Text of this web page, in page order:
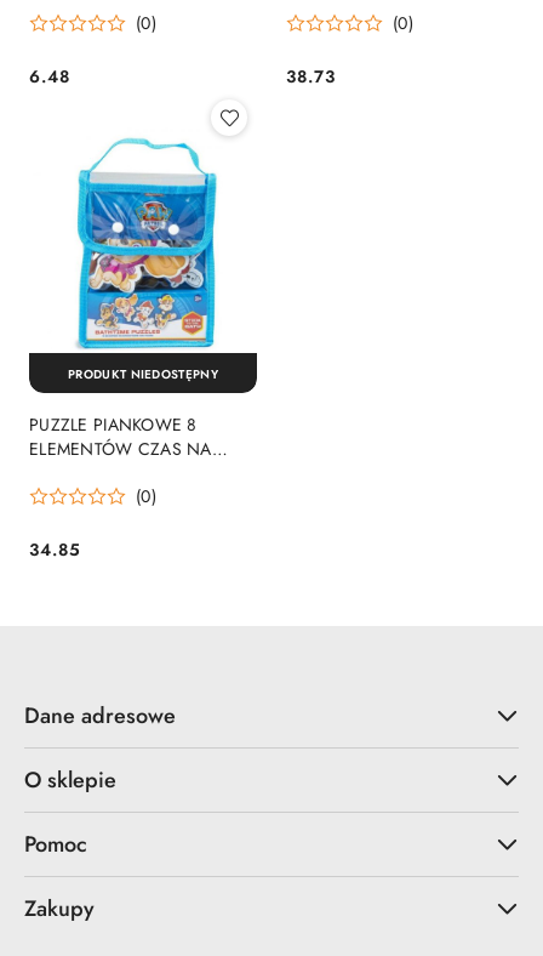
(0)
Cena:
6.48
(0)
Cena:
38.73
PUZZLE PIANKOWE 8
ELEMENTÓW CZAS NA
BRA WYPRZEDAŻ
(0)
Cena:
34.85
PRODUKT NIEDOSTĘPNY
Dane adresowe
O sklepie
Pomoc
Zakupy